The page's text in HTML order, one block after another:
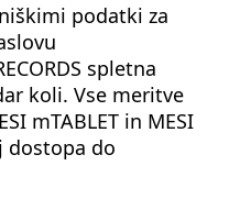
podatki za
spletna
koli. Vse meritve
mTABLET in MESI
dostopa do